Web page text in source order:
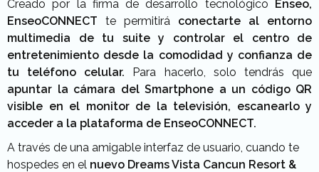
Creado por la firma de desarrollo tecnológico Enseo,
EnseoCONNECT te permitirá conectarte al entorno
multimedia de tu suite y controlar el centro de
entretenimiento desde la comodidad y confianza de
tu teléfono celular. Para hacerlo, solo tendrás que
apuntar la cámara del Smartphone a un código QR
visible en el monitor de la televisión, escanearlo y
acceder a la plataforma de EnseoCONNECT.
A través de una amigable interfaz de usuario, cuando te
hospedes en el nuevo Dreams Vista Cancun Resort &